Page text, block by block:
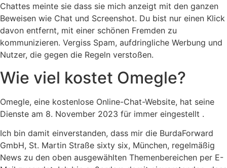
Chattes meinte sie dass sie mich anzeigt mit den ganzen
Beweisen wie Chat und Screenshot. Du bist nur einen Klick
davon entfernt, mit einer schönen Fremden zu
kommunizieren. Vergiss Spam, aufdringliche Werbung und
Nutzer, die gegen die Regeln verstoßen.
Wie viel kostet Omegle?
Omegle, eine kostenlose Online-Chat-Website, hat seine
Dienste am 8. November 2023 für immer eingestellt .
Ich bin damit einverstanden, dass mir die BurdaForward
GmbH, St. Martin Straße sixty six, München, regelmäßig
News zu den oben ausgewählten Themenbereichen per E-